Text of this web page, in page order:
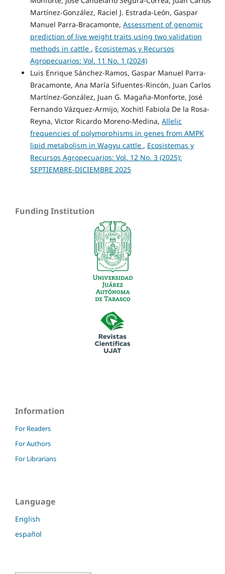
Martínez-González, Raciel J. Estrada-León, Gaspar
Manuel Parra-Bracamonte, Assessment of genomic
prediction of live weight traits using two validation
methods in cattle , Ecosistemas y Recursos
Agropecuarios: Vol. 11 No. 1 (2024)
Luis Enrique Sánchez-Ramos, Gaspar Manuel Parra-
Bracamonte, Ana María Sifuentes-Rincón, Juan Carlos
Martínez-González, Juan G. Magaña-Monforte, José
Fernando Vázquez-Armijo, Xochitl Fabiola De la Rosa-
Reyna, Victor Ricardo Moreno-Medina, Allelic
frequencies of polymorphisms in genes from AMPK
lipid metabolism in Wagyu cattle , Ecosistemas y
Recursos Agropecuarios: Vol. 12 No. 3 (2025):
SEPTIEMBRE-DICIEMBRE 2025
Funding Institution
Information
For Readers
For Authors
For Librarians
Language
English
español